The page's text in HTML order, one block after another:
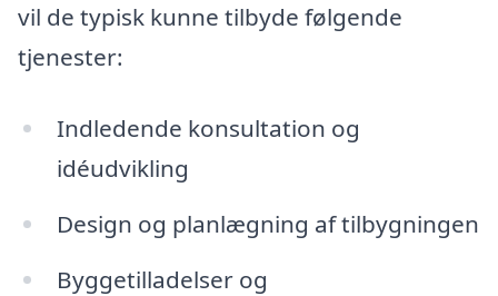
vil de typisk kunne tilbyde følgende
tjenester:
Indledende konsultation og
idéudvikling
Design og planlægning af tilbygningen
Byggetilladelser og